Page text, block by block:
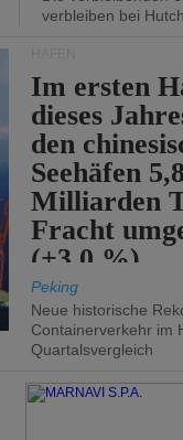
verbleiben bei
Im ersten
dieses
den
Seehäfen
Milliarden
Fracht
(+3,0 %).
Peking
Neue historische
Containerverkehr im
Quartalsvergleich